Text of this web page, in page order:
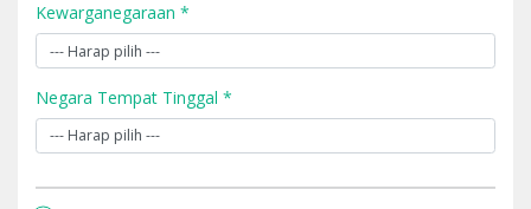
Kewarganegaraan *
Negara Tempat Tinggal *